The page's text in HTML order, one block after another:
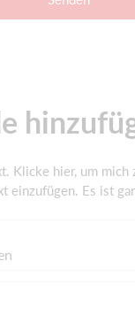
Klicke hier, um mich
einzufügen. Es ist